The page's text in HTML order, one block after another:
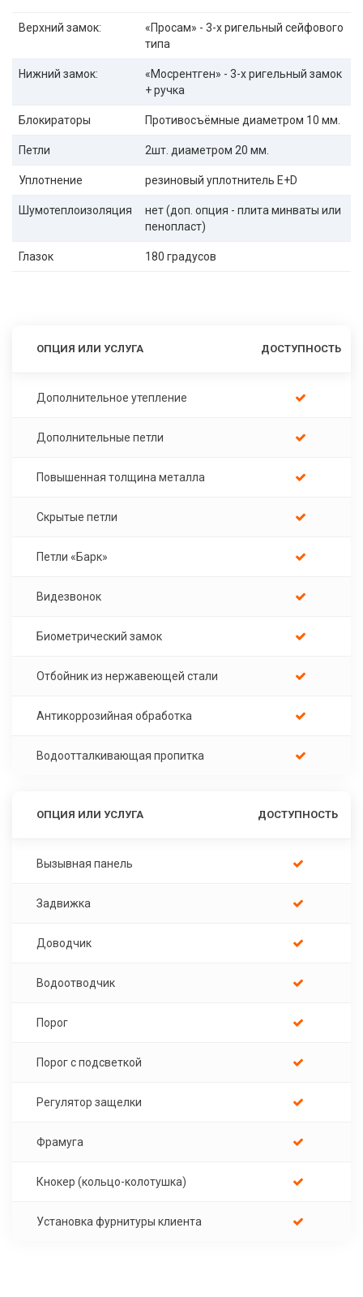
Верхний замок:
«Просам» - 3-х ригельный сейфового
типа
Нижний замок:
«Мосрентген» - 3-х ригельный замок
+ ручка
Блокираторы Противосъёмные диаметром 10 мм.
Петли 2шт. диаметром 20 мм.
Уплотнение резиновый уплотнитель E+D
Шумотеплоизоляция
нет (доп. опция - плита минваты или
пенопласт)
Глазок 180 градусов
ОПЦИЯ ИЛИ УСЛУГА ДОСТУПНОСТЬ
Дополнительное утепление
Дополнительные петли
Повышенная толщина металла
Скрытые петли
Петли «Барк»
Видезвонок
Биометрический замок
Отбойник из нержавеющей стали
Антикоррозийная обработка
Водоотталкивающая пропитка
ОПЦИЯ ИЛИ УСЛУГА ДОСТУПНОСТЬ
Вызывная панель
Задвижка
Доводчик
Водоотводчик
Порог
Порог с подсветкой
Регулятор защелки
Фрамуга
Кнокер (кольцо-колотушка)
Установка фурнитуры клиента